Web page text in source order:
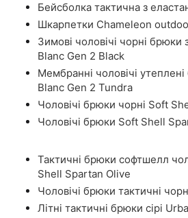
Бейсболка тактична з
Шкарпетки Chameleon
Зимові чоловічі чорні
Blanc Gen 2 Black
Мембранні чоловічі
Blanc Gen 2 Tundra
Чоловічі брюки чорні Soft
Чоловічі брюки Soft Shell
Тактичні брюки софтшелл
Shell Spartan Olive
Чоловічі брюки тактичні
Літні тактичні брюки сірі